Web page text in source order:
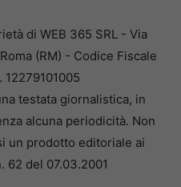
di WEB 365 SRL - Via
(RM) - Codice Fiscale
12279101005
testata giornalistica, in
alcuna periodicità. Non
un prodotto editoriale ai
62 del 07.03.2001